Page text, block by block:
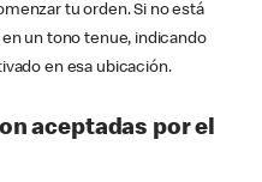
tu orden. Si no está
en un tono tenue, indicando
en esa ubicación.
aceptadas por el